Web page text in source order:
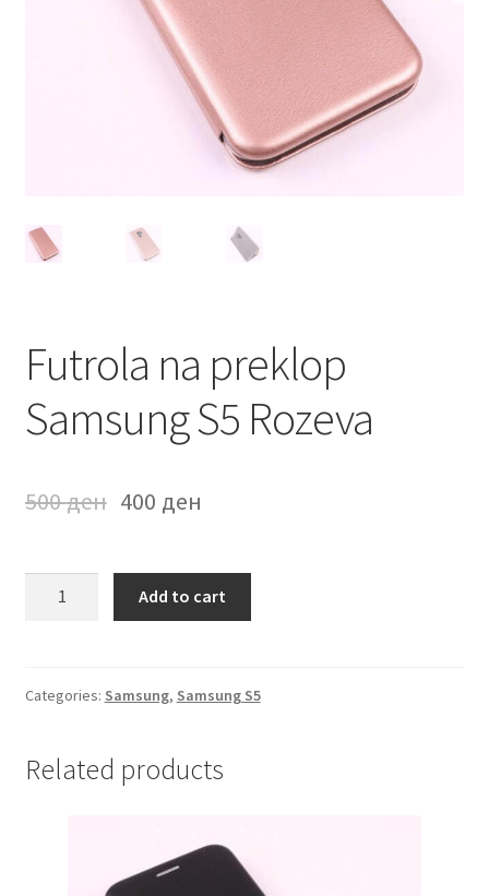
Сервис за мобилни телефони
Futrola na preklop
Samsung S5 Rozeva
500ден 400 ден
S5
Add to cart
Categories: Samsung, Samsung S5
Related products